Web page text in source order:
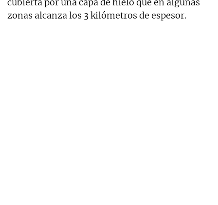
zonas alcanza los 3 kilómetros de espesor.